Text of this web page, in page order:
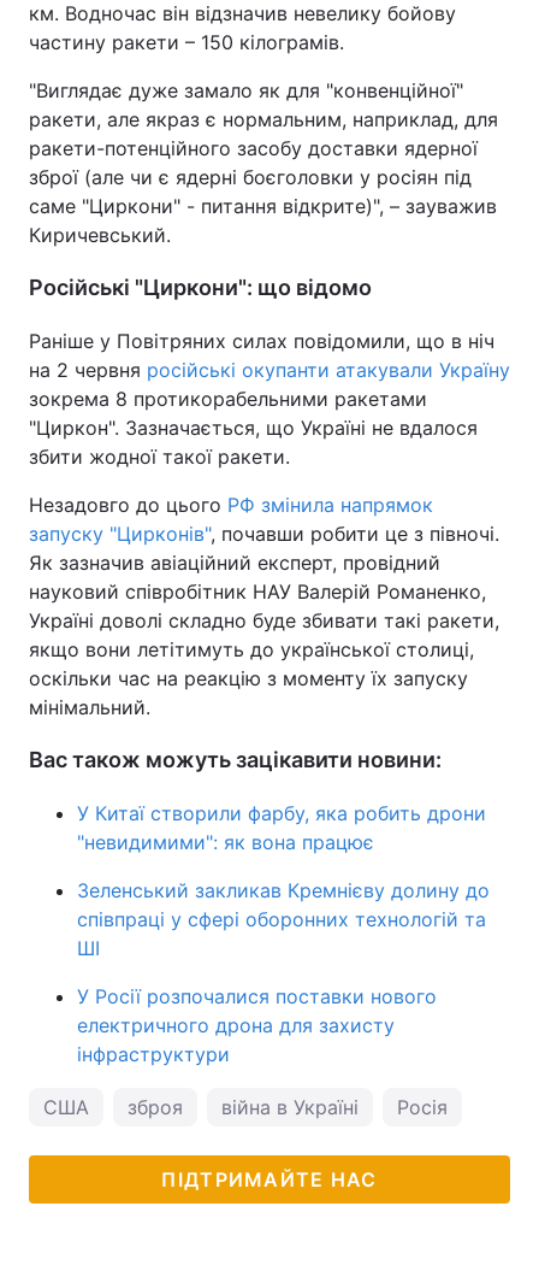
км. Водночас він відзначив невелику бойову
частину ракети – 150 кілограмів.
"Виглядає дуже замало як для "конвенційної"
ракети, але якраз є нормальним, наприклад, для
ракети-потенційного засобу доставки ядерної
зброї (але чи є ядерні боєголовки у росіян під
саме "Циркони" - питання відкрите)", – зауважив
Киричевський.
Російські "Циркони": що відомо
Раніше у Повітряних силах повідомили, що в ніч
на 2 червня російські окупанти атакували Україну
зокрема 8 протикорабельними ракетами
"Циркон". Зазначається, що Україні не вдалося
збити жодної такої ракети.
Незадовго до цього РФ змінила напрямок
запуску "Цирконів", почавши робити це з півночі.
Як зазначив авіаційний експерт, провідний
науковий співробітник НАУ Валерій Романенко,
Україні доволі складно буде збивати такі ракети,
якщо вони летітимуть до української столиці,
оскільки час на реакцію з моменту їх запуску
мінімальний.
Вас також можуть зацікавити новини:
У Китаї створили фарбу, яка робить дрони
"невидимими": як вона працює
Зеленський закликав Кремнієву долину до
співпраці у сфері оборонних технологій та
ШІ
У Росії розпочалися поставки нового
електричного дрона для захисту
інфраструктури
США зброя війна в Україні Росія
ПІДТРИМАЙТЕ НАС